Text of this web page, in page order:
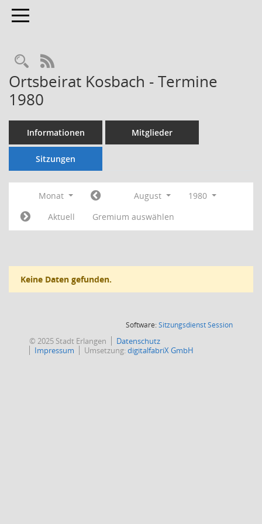
Toggle navigation
Rechercheauswahl
RSS-Feed
Ortsbeirat Kosbach - Termine
1980
Informationen Mitglieder
Sitzungen
Monat August
1980
Aktuell
Gremium auswählen
Keine Daten gefunden.
Software:SitzungsdienstSession(Wird in
© 2025 Stadt Erlangen
Datenschutz
Impressum
Umsetzung:digitalfabriX GmbH